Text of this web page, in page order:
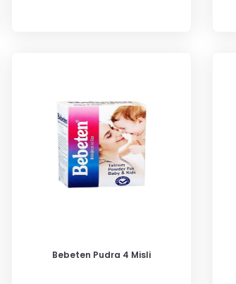
Bebeten Pudra 4 Misli